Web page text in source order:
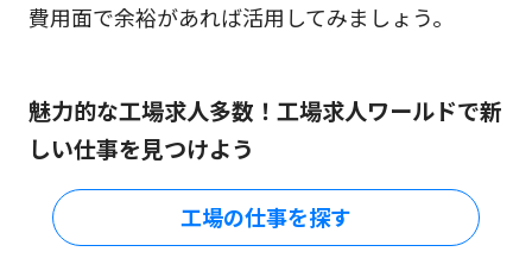
費用面で余裕があれば活用してみましょう。
魅力的な工場求人多数！工場求人ワールドで新
しい仕事を見つけよう
工場の仕事を探す